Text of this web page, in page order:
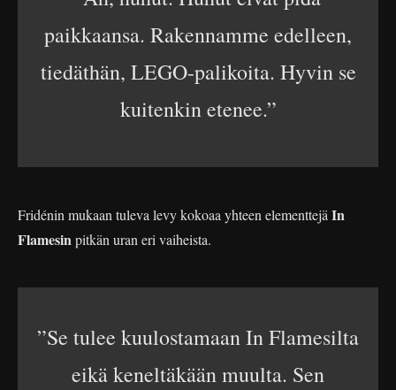
paikkaansa. Rakennamme edelleen,
tiedäthän, LEGO-palikoita. Hyvin se
kuitenkin etenee.”
Fridénin mukaan tuleva levy kokoaa yhteen elementtejäIn
Flamesinpitkän uran eri vaiheista.
”Se tulee kuulostamaan In Flamesilta
eikä keneltäkään muulta. Sen